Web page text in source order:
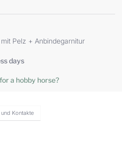
Pelz + Anbindegarnitur
days
a hobby horse?
Kontakte